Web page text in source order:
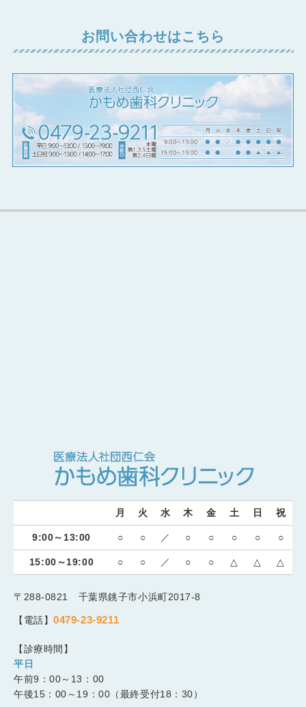
お問い合わせはこちら
月 火 水 木 金 土 日 祝
9:00～13:00 ○ ○ ／ ○ ○ ○ ○ ○
15:00～19:00 ○ ○ ／ ○ ○ △ △ △
〒288-0821 千葉県銚子市小浜町2017-8
【電話】0479-23-9211
【診療時間】
平日
午前9：00～13：00
午後15：00～19：00（最終受付18：30）